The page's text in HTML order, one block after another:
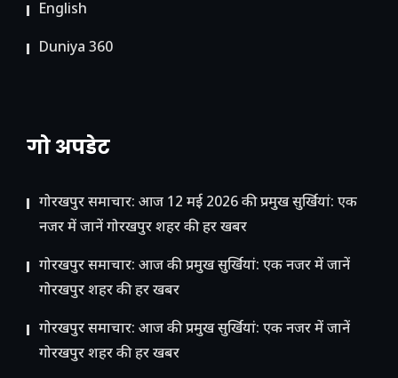
English
Duniya 360
गो अपडेट
गोरखपुर समाचार: आज 12 मई 2026 की प्रमुख सुर्खियां: एक
नजर में जानें गोरखपुर शहर की हर खबर
गोरखपुर समाचार: आज की प्रमुख सुर्खियां: एक नजर में जानें
गोरखपुर शहर की हर खबर
गोरखपुर समाचार: आज की प्रमुख सुर्खियां: एक नजर में जानें
गोरखपुर शहर की हर खबर